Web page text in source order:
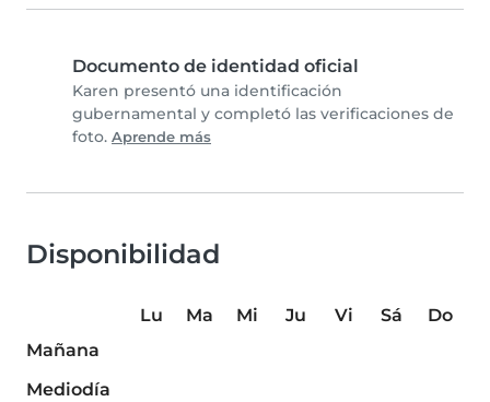
Documento de identidad oficial
Karen presentó una identificación
gubernamental y completó las verificaciones de
foto. Aprende más
Disponibilidad
Lu Ma Mi Ju Vi Sá
Do
Mañana
Mediodía